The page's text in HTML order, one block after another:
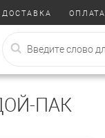
ДОСТАВКА ОПЛАТА
ПАК